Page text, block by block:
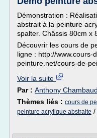
Démonstration :
abstrait à la peinture
spalter. Châssis 80cm x
Découvrir les cours de
ligne : http://www.cours-
peinture.net/cours-de-
Voir la suite
Par : Anthony
Thèmes liés : cours de
peinture acrylique abstraite /